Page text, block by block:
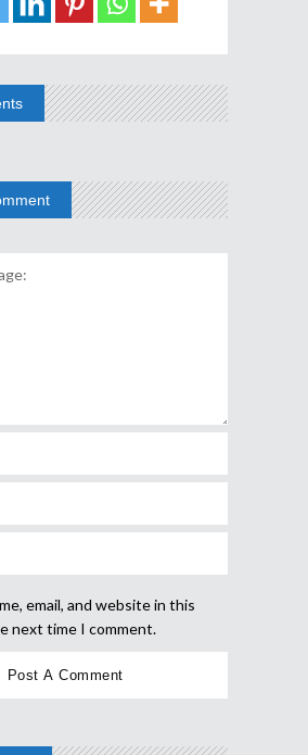
email, and website in this
next time I comment.